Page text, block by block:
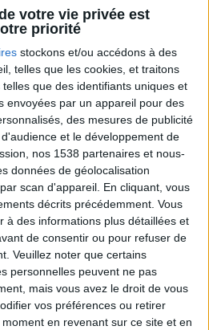
votre vie privée est
priorité
stockons et/ou accédons à des
telles que les cookies, et traitons
que des identifiants uniques et
envoyées par un appareil pour des
des mesures de publicité
et le développement de
nos 1538 partenaires et nous-
données de géolocalisation
scan d'appareil. En cliquant, vous
décrits précédemment. Vous
à des informations plus détaillées et
de consentir ou pour refuser de
Veuillez noter que certains
personnelles peuvent ne pas
mais vous avez le droit de vous
vos préférences ou retirer
en revenant sur ce site et en
de la santé Voir tout
est l'intervenant nutrition
santé d'Europe 1 qui
de l'alimentation.
meilleures mozzarellas ?